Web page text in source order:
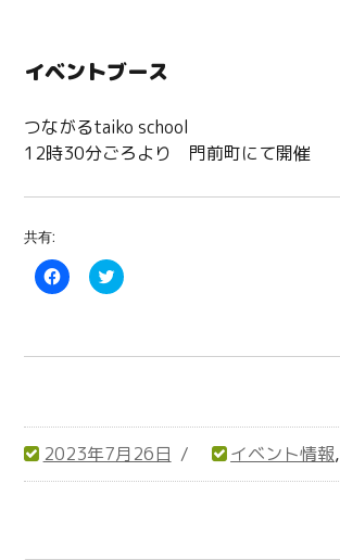
イベントブース
つながるtaiko school
12時30分ごろより 門前町にて開催
共有:
F
a
o
す
る
に
ク
て
C
l
o
e
o
n
w
r
投
2023年7月26日
カ
イベント情報,